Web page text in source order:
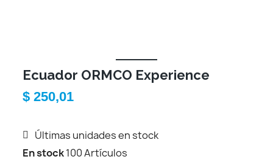
Ecuador ORMCO Experience
$ 250,01
Últimas unidades en stock
En stock100 Artículos